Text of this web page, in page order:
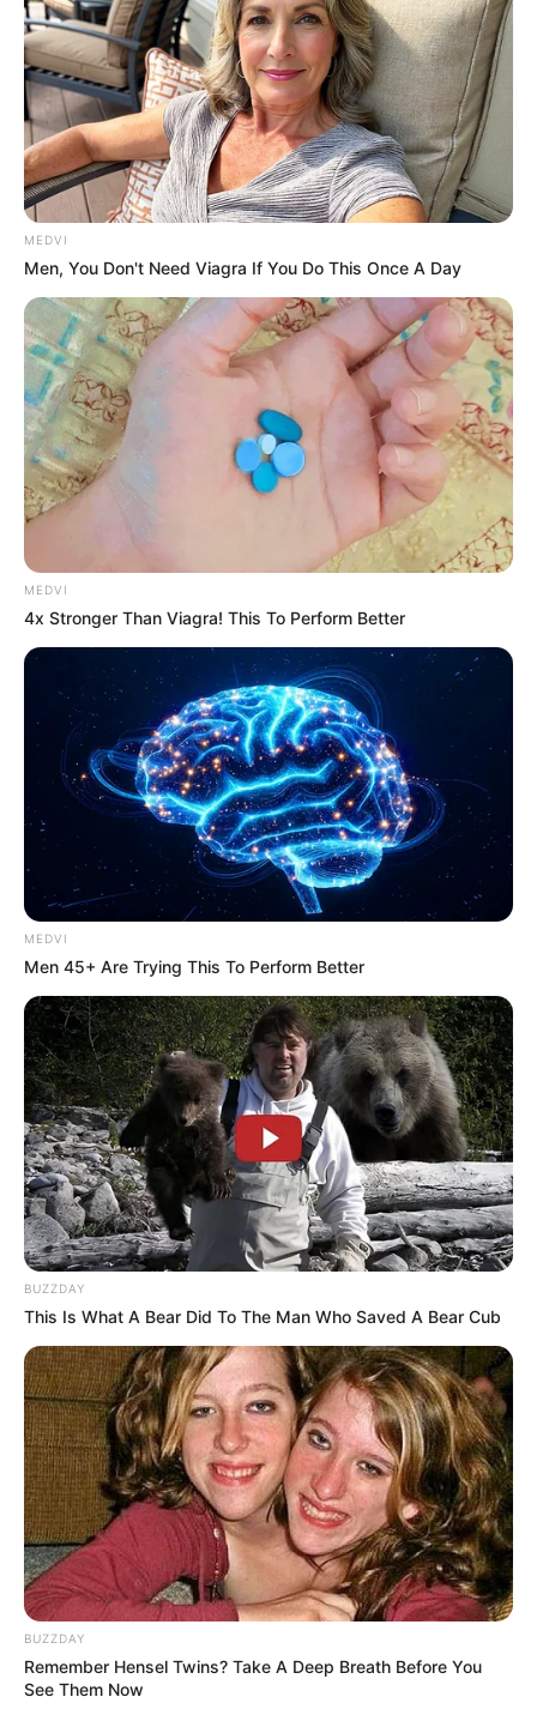
ดูดวงคนเกิดวันอังคาร
ดวงการงานต้องเหนื่อย หรือต้องมีความมานะเพิ่มกว่า
ปกติ อาจด้วยงานที่มีปัญหาต้องแก้ไข
ดวงการเงินมีรายได้เข้ามา ให้ได้เก็บหอมรอมริบเพิ่มมาก
ขึ้น
ดวงความรักคนโสด จะมีคนใหม่เข้ามาขายขนมจีบ คนมีคู่
จะมีซื้อสิ่งของมีค่าร่วมกัน เช่นบ้านรถ
ดูดวงคนเกิดวันพุธ
ดวงการงานด้วยตำแหน่งหน้าที่ที่ต้องรับผิดชอบ ทำให้ต้อง
รับมือกับปัญหาที่ไม่มีใครสามารถตัดสินแทนได้
ดวงการเงินนำเงินไปทำบุญ หรือเริ่มคิดในการวางแผน
การออมเงิน อาจนำเงินไปฝากประจำที่แบงก์
ดวงความรักคนโสด จะได้คู่จากการเดินทาง ทั้งในเรื่อง
งานหรือท่องเที่ยว คนมีคู่ ต้องดูแลคนในครอบครัว ทั้งของ
ตนเองและคู่รัก
ดูดวงคนเกิดวันพฤหัสบดี
ดวงการงานต้องมีการเดินทางติดต่อกับคู่ค้า คู่สัญญา
หรือกับลูกค้า หรือมีการประชุม พูดคุย ประชาสัมพันธ์
ดวงการเงิน ใช้เงินตามอำเภอใจมาก แต่ก็ดีที่ยังมีเก็บ หรือ
เงินได้กำไรมาก็นำมาใช้
ดวงความรักคนโสด อาจได้คู่จากที่ทำงานเดียวกัน คนมีคู่
ได้พึ่งพาอาศัยร่วมกันและกันได้ดี
MEDVI
Men, You Don't Need Viagra If You Do This Once A Day
MEDVI
4x Stronger Than Viagra! This To Perform Better
MEDVI
Men 45+ Are Trying This To Perform Better
BUZZDAY
This Is What A Bear Did To The Man Who Saved A Bear Cub
BUZZDAY
Remember Hensel Twins? Take A Deep Breath Before You
See Them Now